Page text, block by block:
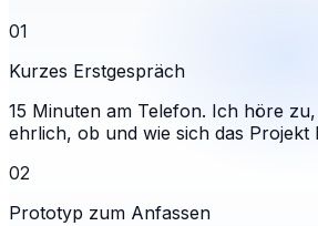
01
Kurzes Erstgespräch
15 Minuten am Telefon. Ich höre
ehrlich, ob und wie sich das Projekt
02
Prototyp zum Anfassen